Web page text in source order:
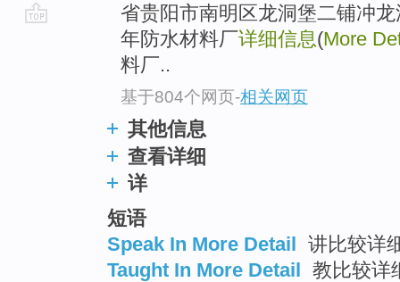
省贵阳市南明区龙洞堡二铺冲
年防水材料厂详细信息(More
料厂..
基于804个网页-相关网页
其他信息
查看详细
详
短语
Speak In More Detail 讲比较详
Taught In More Detail 教比较详